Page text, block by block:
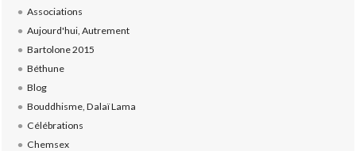
Associations
Aujourd'hui, Autrement
Bartolone 2015
Béthune
Blog
Bouddhisme, Dalaï Lama
Célébrations
Chemsex